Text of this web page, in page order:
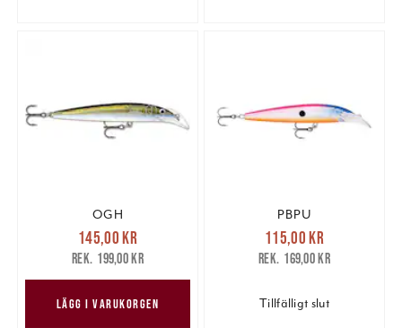
OGH
Nuvarande pris
145,00 krTidigare pris
199,00 kr
145,00 kr
199,00 kr
LÄGG I VARUKORGEN
PBPU
Nuvarande pris
115,00 krTidigare pris
169,00 kr
115,00 kr
169,00 kr
Tillfälligt slut